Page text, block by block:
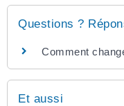
Questions ?
Comment
Et aussi